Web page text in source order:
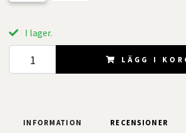
I lager.
LÄGG I
INFORMATION RECENSIONER